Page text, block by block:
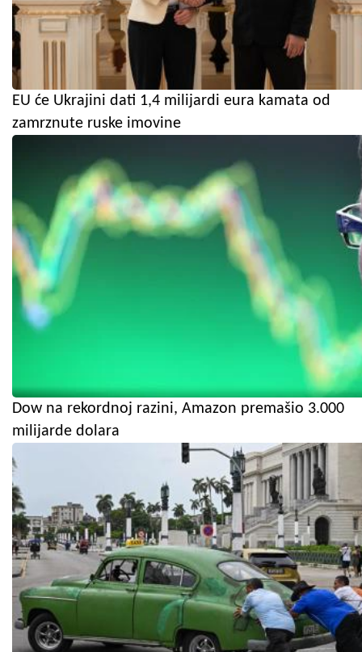
EU će Ukrajini dati 1,4 milijardi eura kamata od
zamrznute ruske imovine
Dow na rekordnoj razini, Amazon premašio 3.000
milijarde dolara